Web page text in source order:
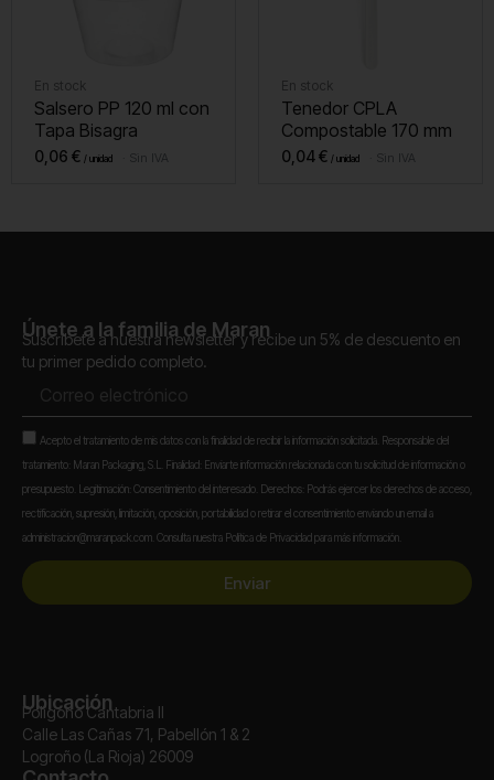
En stock
Salsero PP 120 ml con
Tapa Bisagra
0,06 € Sin IVA
En stock
Tenedor CPLA
Compostable 170 mm
0,04€ Sin IVA
Únete a la familia de Maran
Suscríbete a nuestra newsletter y recibe un 5% de descuento en
tu primer pedido completo.
electrónico
Aceptación
Acepto el tratamiento de mis datos con la finalidad de recibir la información solicitada. Responsable del
tratamiento: Maran Packaging, S.L. Finalidad: Enviarte información relacionada con tu solicitud de información o
presupuesto. Legitimación: Consentimiento del interesado. Derechos: Podrás ejercer los derechos de acceso,
rectificación, supresión, limitación, oposición, portabilidad o retirar el consentimiento enviando un email a
administracion@maranpack.com. Consulta nuestra Política de Privacidad para más información.
Enviar
Ubicación
Polígono Cantabria II
Calle Las Cañas 71, Pabellón 1 & 2
Logroño (La Rioja) 26009